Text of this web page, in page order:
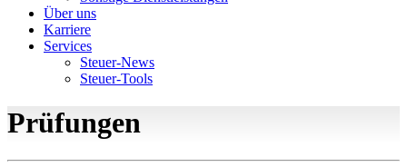
Über uns
Karriere
Services
Steuer-News
Steuer-Tools
Prüfungen